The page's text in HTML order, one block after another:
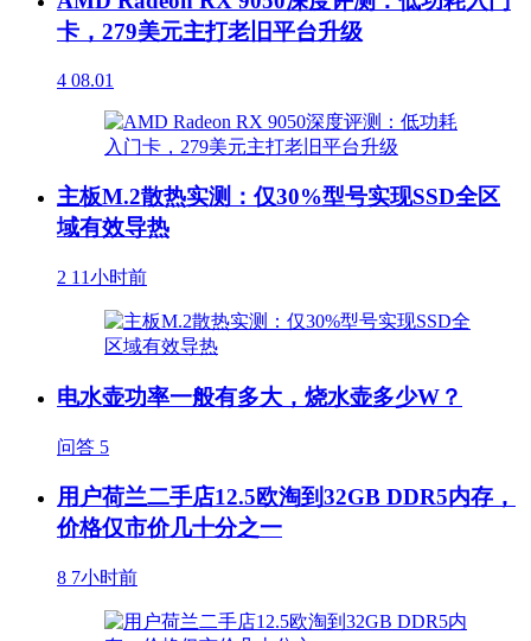
卡，279美元主打老旧平台升级
4 08.01
主板M.2散热实测：仅30%型号实现SSD全区
域有效导热
2 11小时前
电水壶功率一般有多大，烧水壶多少W？
问答 5
用户荷兰二手店12.5欧淘到32GB DDR5内存，
价格仅市价几十分之一
8 7小时前